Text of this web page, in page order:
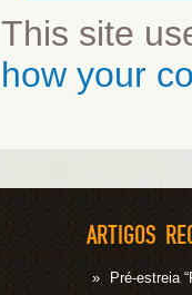
This site
how your
ARTIGOS
Pré-estreia